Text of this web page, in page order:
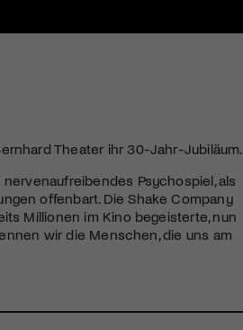
Theater ihr 30-Jahr-Jubiläum.
Psychospiel, als
offenbart. Die Shake Company
Millionen im Kino begeisterte, nun
wir die Menschen, die uns am